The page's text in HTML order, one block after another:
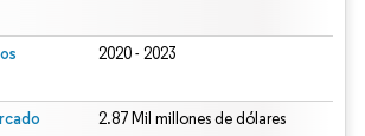
2020 - 2023
2.87 Mil millones de dólares